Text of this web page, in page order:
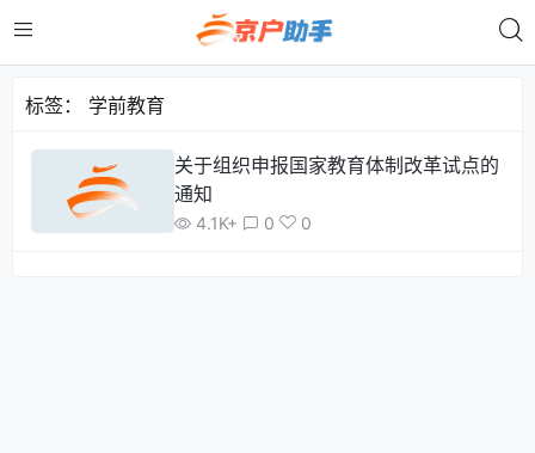
标签： 学前教育
关于组织申报国家教育体制改革试点的
通知
4.1K+ 0 0